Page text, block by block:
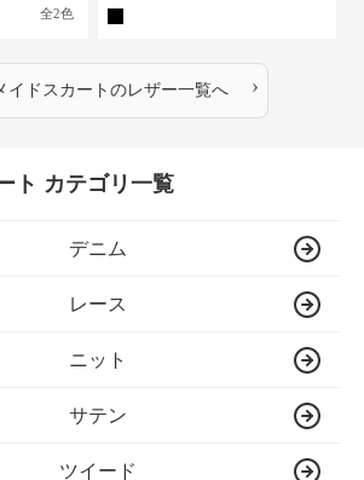
全2色
イドスカート のレザー一覧へ ›
ト カテゴリ一覧
デニム
レース
ニット
サテン
ツイード